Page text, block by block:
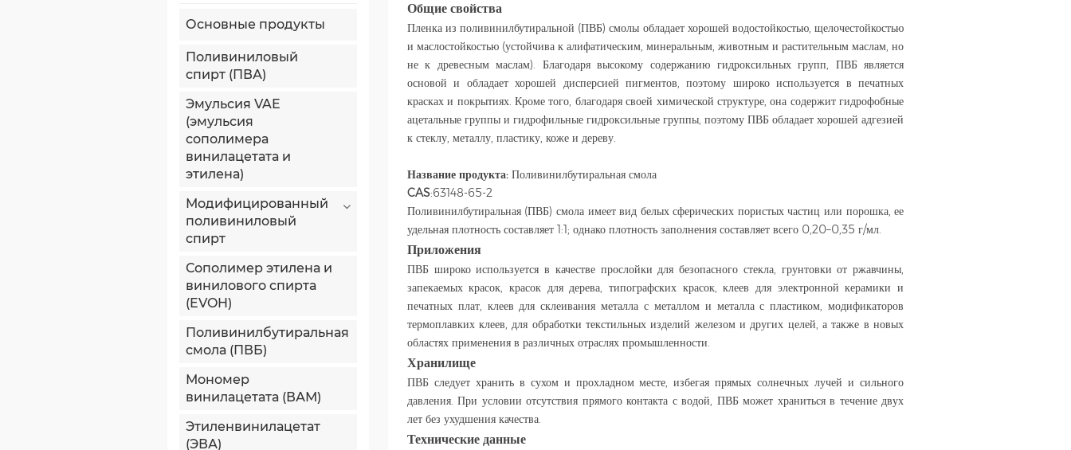
Основные продукты
Поливиниловый
спирт (ПВА)
Эмульсия VAE
(эмульсия
сополимера
винилацетата и
этилена)
Модифицированный
поливиниловый
спирт
Сополимер этилена и
винилового спирта
(EVOH)
Поливинилбутиральная
смола (ПВБ)
Мономер
винилацетата (ВАМ)
Этиленвинилацетат
(ЭВА)
Общие свойства
Пленка из поливинилбутиральной (ПВБ) смолы обладает хорошей водостойкостью, щелочестойкостью
и маслостойкостью (устойчива к алифатическим, минеральным, животным и растительным маслам, но
не к древесным маслам). Благодаря высокому содержанию гидроксильных групп, ПВБ является
основой и обладает хорошей дисперсией пигментов, поэтому широко используется в печатных
красках и покрытиях. Кроме того, благодаря своей химической структуре, она содержит гидрофобные
ацетальные группы и гидрофильные гидроксильные группы, поэтому ПВБ обладает хорошей адгезией
к стеклу, металлу, пластику, коже и дереву.
Название продукта: Поливинилбутиральная смола
CAS:63148-65-2
Поливинилбутиральная (ПВБ) смола имеет вид белых сферических пористых частиц или порошка, ее
удельная плотность составляет 1:1; однако плотность заполнения составляет всего 0,20–0,35 г/мл.
Приложения
ПВБ широко используется в качестве прослойки для безопасного стекла, грунтовки от ржавчины,
запекаемых красок, красок для дерева, типографских красок, клеев для электронной керамики и
печатных плат, клеев для склеивания металла с металлом и металла с пластиком, модификаторов
термоплавких клеев, для обработки текстильных изделий железом и других целей, а также в новых
областях применения в различных отраслях промышленности.
Хранилище
ПВБ следует хранить в сухом и прохладном месте, избегая прямых солнечных лучей и сильного
давления. При условии отсутствия прямого контакта с водой, ПВБ может храниться в течение двух
лет без ухудшения качества.
Технические данные